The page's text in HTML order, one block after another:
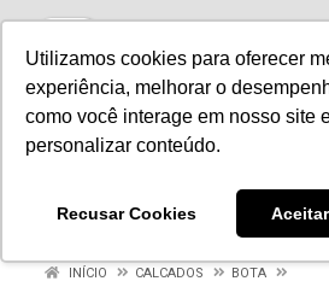
Utilizamos cookies para oferecer
experiência, melhorar o
como você interage em nosso site
personalizar conteúdo.
Recusar Cookies
INÍCIO CALCADOS
BOTA